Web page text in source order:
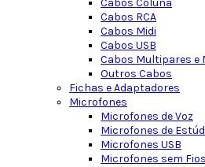
Cabos Coluna
Cabos RCA
Cabos Midi
Cabos USB
Cabos Multipares e
Outros Cabos
Fichas e Adaptadores
Microfones
Microfones de Voz
Microfones de
Microfones USB
Microfones sem Fios